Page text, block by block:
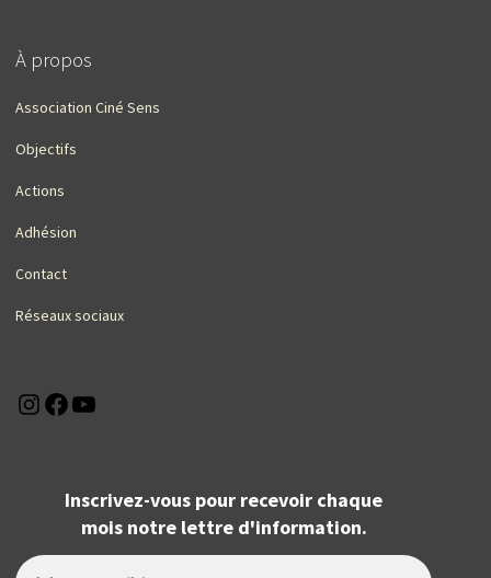
À propos
Association Ciné Sens
Objectifs
Actions
Adhésion
Contact
Réseaux sociaux
Instagram
Facebook
Inscrivez-vous pour recevoir chaque
mois notre lettre d'information.